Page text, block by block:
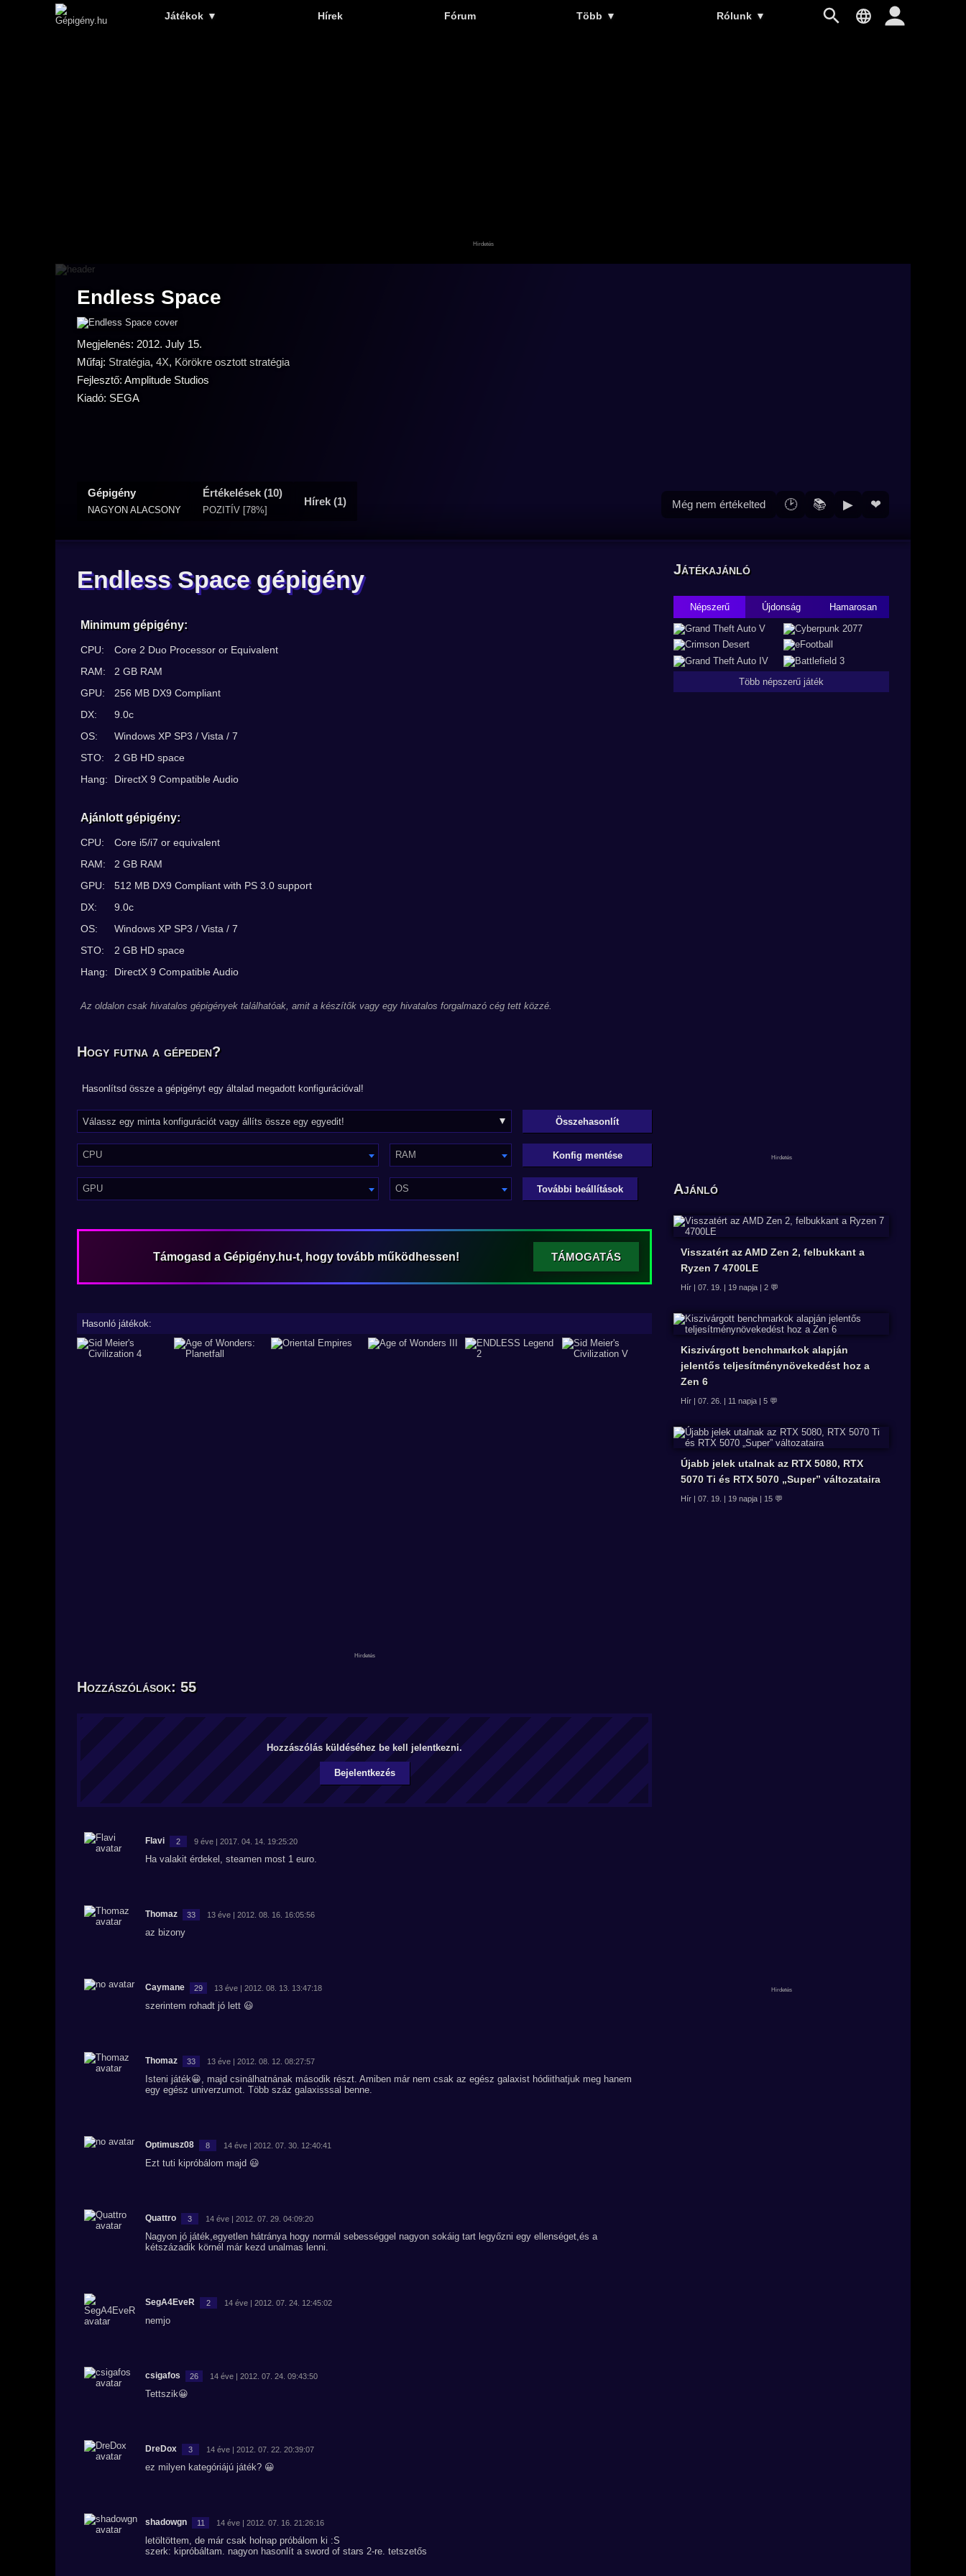
Játékok ▼ Hírek Fórum Több ▼ Rólunk ▼
Endless Space
Megjelenés: 2012. July 15.
Műfaj: Stratégia, 4X, Körökre osztott stratégia
Fejlesztő: Amplitude Studios
Kiadó: SEGA
Gépigény
NAGYON ALACSONY
Értékelések (10)
POZITÍV [78%]
Hírek (1) Még nem értékelted 🕑 📚 ▶ ❤
Endless Space gépigény
Minimum gépigény:
CPU:
Core 2 Duo Processor or Equivalent
RAM:
2 GB RAM
GPU:
256 MB DX9 Compliant
DX:
9.0c
OS:
Windows XP SP3 / Vista / 7
STO:
2 GB HD space
Hang:
DirectX 9 Compatible Audio
Ajánlott gépigény:
CPU:
Core i5/i7 or equivalent
RAM:
2 GB RAM
GPU:
512 MB DX9 Compliant with PS 3.0 support
DX:
9.0c
OS:
Windows XP SP3 / Vista / 7
STO:
2 GB HD space
Hang:
DirectX 9 Compatible Audio
Az oldalon csak hivatalos gépigények találhatóak, amit a készítők vagy egy hivatalos forgalmazó cég tett közzé.
Hogy futna a gépeden?
Hasonlítsd össze a gépigényt egy általad megadott konfigurációval!
CPU RAM
GPU OS
Konfig mentése
További beállítások
Támogasd a Gépigény.hu-t, hogy tovább működhessen! TÁMOGATÁS
Hasonló játékok:
Hozzászólások: 55
Hozzászólás küldéséhez be kell jelentkezni.
Bejelentkezés
Flavi 2 9 éve | 2017. 04. 14. 19:25:20
Ha valakit érdekel, steamen most 1 euro.
Thomaz 33 13 éve | 2012. 08. 16. 16:05:56
az bizony
Caymane 29 13 éve | 2012. 08. 13. 13:47:18
szerintem rohadt jó lett 😃
Thomaz 33 13 éve | 2012. 08. 12. 08:27:57
Isteni játék😀, majd csinálhatnának második részt. Amiben már nem csak az egész galaxist hódiithatjuk meg hanem
egy egész univerzumot. Több száz galaxisssal benne.
Optimusz08 8 14 éve | 2012. 07. 30. 12:40:41
Ezt tuti kipróbálom majd 😃
Quattro 3 14 éve | 2012. 07. 29. 04:09:20
Nagyon jó játék,egyetlen hátránya hogy normál sebességgel nagyon sokáig tart legyőzni egy ellenséget,és a
kétszázadik körnél már kezd unalmas lenni.
SegA4EveR 2 14 éve | 2012. 07. 24. 12:45:02
nemjo
csigafos 26 14 éve | 2012. 07. 24. 09:43:50
Tettszik😀
DreDox 3 14 éve | 2012. 07. 22. 20:39:07
ez milyen kategóriájú játék? 😀
shadowgn 11 14 éve | 2012. 07. 16. 21:26:16
letöltöttem, de már csak holnap próbálom ki :S
szerk: kipróbáltam. nagyon hasonlít a sword of stars 2-re. tetszetős
Játékajánló
Népszerű Újdonság Hamarosan
Több népszerű játék
Ajánló
Visszatért az AMD Zen 2, felbukkant a
Ryzen 7 4700LE
Hír | 07. 19. | 19 napja | 2 💬
Kiszivárgott benchmarkok alapján
jelentős teljesítménynövekedést hoz a
Zen 6
Hír | 07. 26. | 11 napja | 5 💬
Újabb jelek utalnak az RTX 5080, RTX
5070 Ti és RTX 5070 „Super” változataira
Hír | 07. 19. | 19 napja | 15 💬